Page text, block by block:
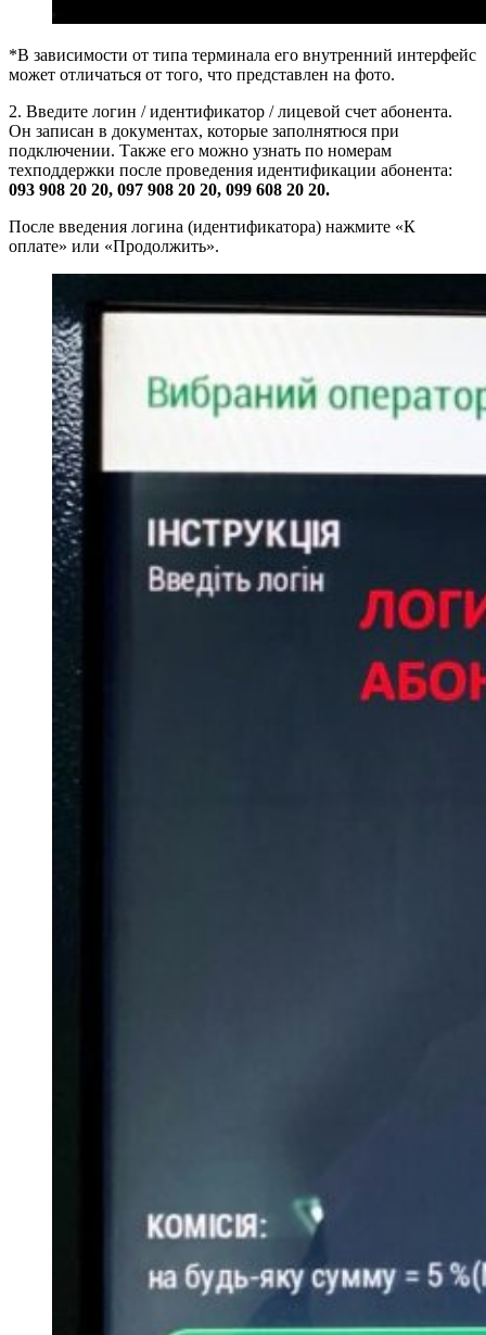
*В зависимости от типа терминала его внутренний интерфейс
может отличаться от того, что представлен на фото.
2. Введите логин / идентификатор / лицевой счет абонента.
Он записан в документах, которые заполнятюся при
подключении. Также его можно узнать по номерам
техподдержки после проведения идентификации абонента:
093 908 20 20, 097 908 20 20, 099 608 20 20.
После введения логина (идентификатора) нажмите «К
оплате» или «Продолжить».